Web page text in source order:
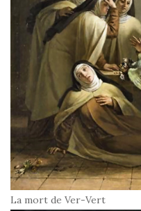
La mort de Ver-Vert